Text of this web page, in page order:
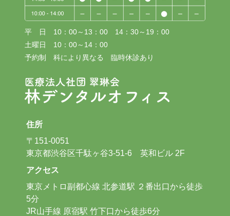
平 日 10：00～13：00 14：30～19：00
土曜日 10：00～14：00
予約制 科により異なる 臨時休診あり
住所
〒151-0051
東京都渋谷区千駄ヶ谷3-51-6 英和ビル 2F
アクセス
東京メトロ副都心線 北参道駅 ２番出口から徒歩
5分
JR山手線 原宿駅 竹下口から徒歩6分